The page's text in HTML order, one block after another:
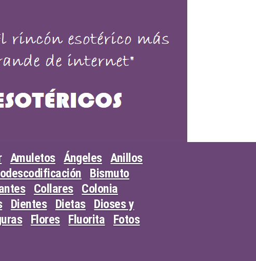
Amuletos Ángeles Anillos
Bismuto
Collares
Colonia
Dientes Dietas
Dioses y
Flores Fluorita
Fotos